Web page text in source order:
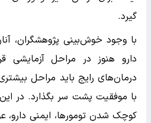
گیرد.
با وجود خوش‌بینی پژوهشگران،
دارو هنوز در مراحل آزمایشی
درمان‌های رایج باید مراحل بیشتری
با موفقیت پشت سر بگذارد. در این
کوچک شدن تومورها، ایمنی دارو،